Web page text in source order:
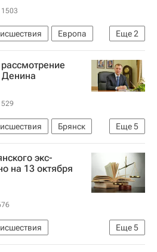
1503
Еще2
Европа
Денина
529
Еще5
Брянск
область
Россияэкс-
на 13 октября
Еще5
ФО